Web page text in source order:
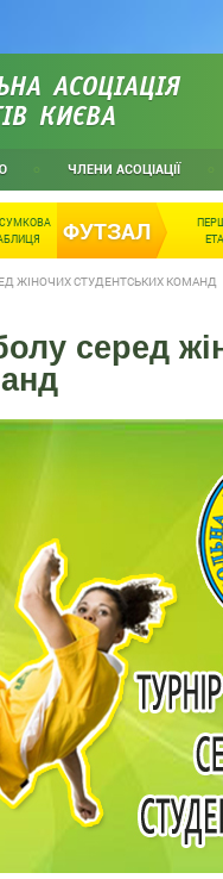
АСОЦІАЦІЯ
КИЄВА
ЧЛЕНИ АСОЦІАЦІЇ
ФУТЗАЛ
ЖІНОЧИХ СТУДЕНТСЬКИХ КОМАНД
серед